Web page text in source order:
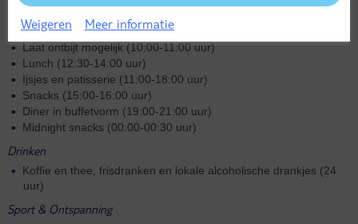
Eten
Ontbijt (07:00-10:00 uur)
Laat ontbijt mogelijk (10:00-11:00 uur)
Lunch (12:30-14:00 uur)
Ijsjes en patisserie (11:00-18:00 uur)
Snacks (15:00-16:00 uur)
Diner in buffetvorm (19:00-21:00 uur)
Midnight snacks (00:00-00:30 uur)
Drinken
Koffie en thee, frisdranken en lokale alcoholische drankjes (24
uur)
Sport & Ontspanning
Weigeren Meer informatie